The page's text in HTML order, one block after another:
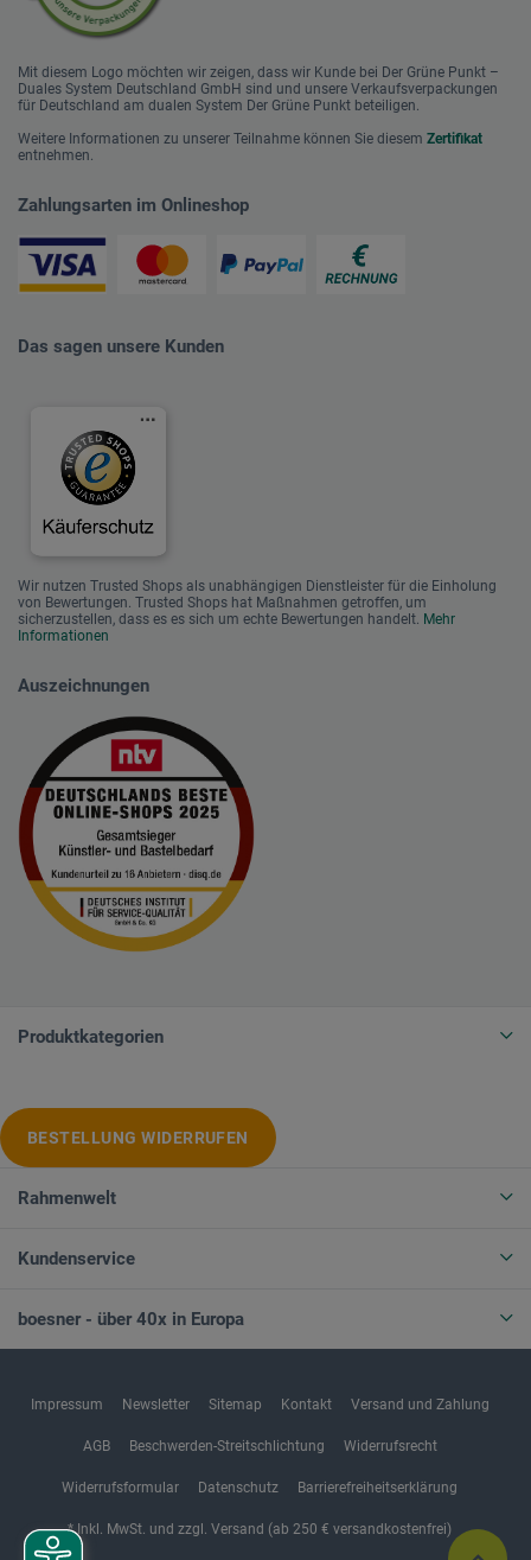
Mit diesem Logo möchten wir zeigen, dass wir Kunde bei Der Grüne Punkt –
Duales System Deutschland GmbH sind und unsere Verkaufsverpackungen
für Deutschland am dualen System Der Grüne Punkt beteiligen.
Weitere Informationen zu unserer Teilnahme können Sie diesem Zertifikat
entnehmen.
Zahlungsarten im Onlineshop
Das sagen unsere Kunden
Wir nutzen Trusted Shops als unabhängigen Dienstleister für die Einholung
von Bewertungen. Trusted Shops hat Maßnahmen getroffen, um
sicherzustellen, dass es es sich um echte Bewertungen handelt. Mehr
Informationen
Auszeichnungen
Produktkategorien
BESTELLUNG WIDERRUFEN
Rahmenwelt
Kundenservice
boesner - über 40x in Europa
Impressum Newsletter Sitemap Kontakt Versand und Zahlung
AGB Beschwerden-Streitschlichtung Widerrufsrecht
Widerrufsformular Datenschutz Barrierefreiheitserklärung
* Inkl. MwSt. und zzgl. Versand (ab 250 € versandkostenfrei)